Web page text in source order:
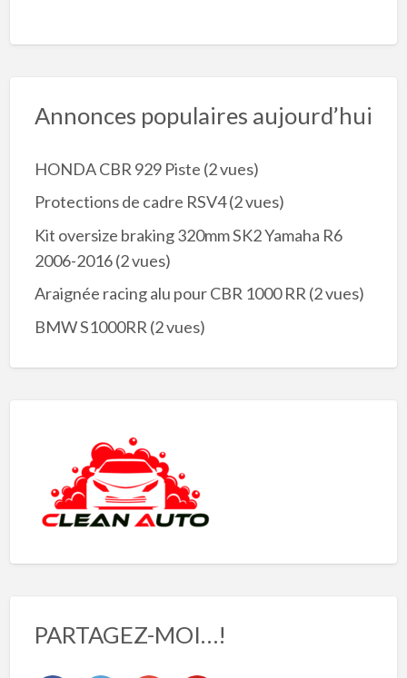
Annonces populaires aujourd’hui
HONDA CBR 929 Piste (2 vues)
Protections de cadre RSV4(2 vues)
Kit oversize braking 320mm SK2 Yamaha R6
2006-2016(2 vues)
Araignée racing alu pour CBR 1000 RR (2 vues)
BMW S1000RR (2 vues)
PARTAGEZ-MOI…!